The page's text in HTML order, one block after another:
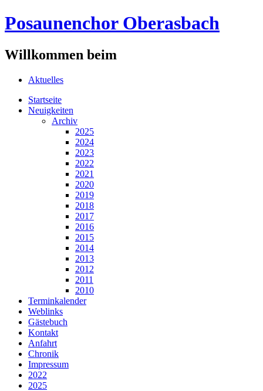
Posaunenchor Oberasbach
Willkommen beim
Aktuelles
Startseite
Neuigkeiten
Archiv
2025
2024
2023
2022
2021
2020
2019
2018
2017
2016
2015
2014
2013
2012
2011
2010
Terminkalender
Weblinks
Gästebuch
Kontakt
Anfahrt
Chronik
Impressum
2022
2025